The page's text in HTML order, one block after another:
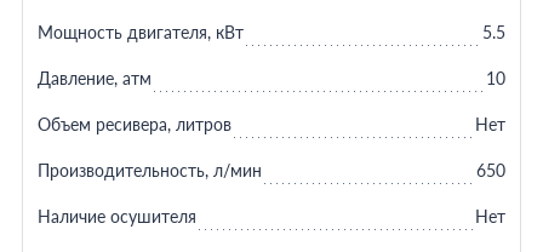
Мощность двигателя, кВт 5.5
Давление, атм 10
Объем ресивера, литров Нет
Производительность, л/мин 650
Наличие осушителя Нет